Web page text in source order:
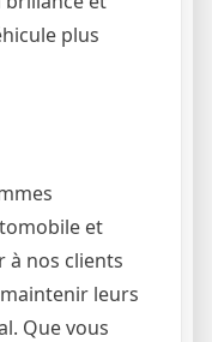
plus
et
à nos clients
leurs
Que vous